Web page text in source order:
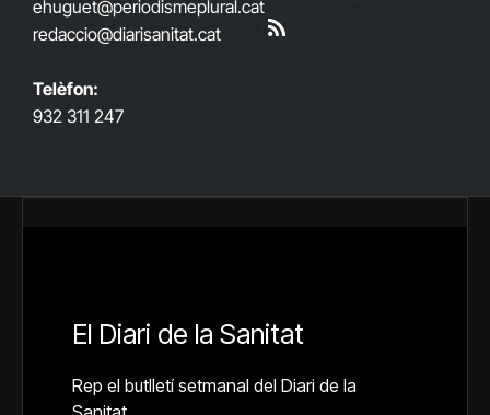
ehuguet@periodismeplural.cat
redaccio@diarisanitat.cat
Telèfon:
932 311 247
RSS